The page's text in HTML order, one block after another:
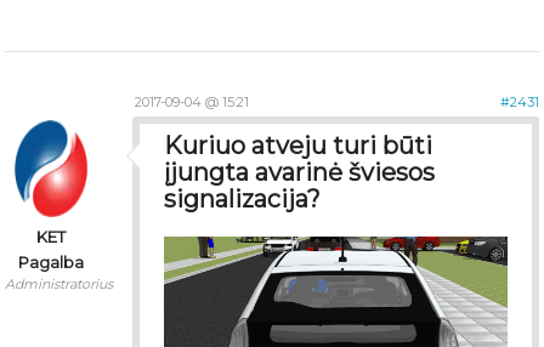
2017-09-04 @ 15:21 #2431
KET
Pagalba
Administratorius
Kuriuo atveju turi būti
įjungta avarinė šviesos
signalizacija?